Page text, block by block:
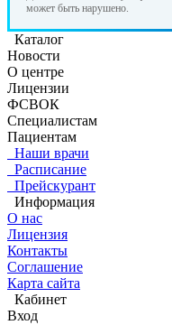
может быть нарушено.
Каталог
Новости
О центре
Лицензии
ФСВОК
Специалистам
Пациентам
Наши врачи
Расписание
Прейскурант
Информация
О нас
Лицензия
Контакты
Соглашение
Карта сайта
Кабинет
Вход